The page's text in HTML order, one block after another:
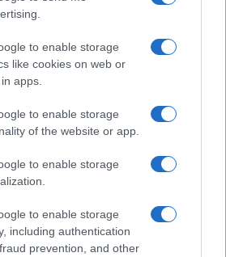
to enable storage
like cookies on web or
apps.
to enable storage
of the website or app.
to enable storage
to enable storage
including authentication
prevention, and other